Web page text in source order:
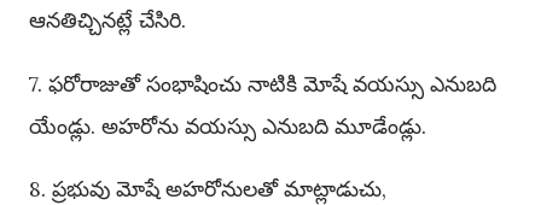
ఆనతిచ్చినట్లే చేసిరి.
7. ఫరోరాజుతో సంభాషించు నాటికి మోషే వయస్సు ఎనుబది
యేండ్లు. అహరోను వయస్సు ఎనుబది మూడేండ్లు.
8. ప్రభువు మోషే అహరోనులతో మాట్లాడుచు,